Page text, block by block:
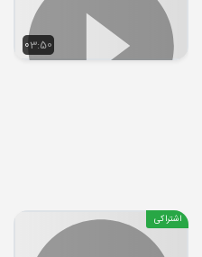
03:50
اشتراکی